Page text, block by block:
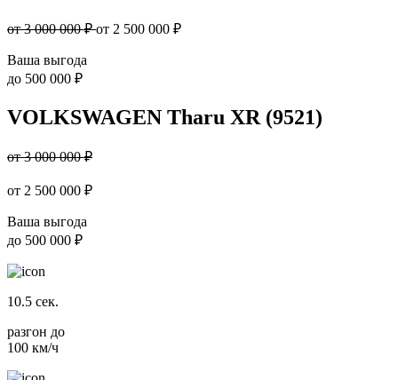
от 3 000 000 ₽от 2 500 000 ₽
Ваша выгода
до 500 000 ₽
VOLKSWAGEN Tharu XR (9521)
от 3 000 000 ₽
от 2 500 000 ₽
Ваша выгода
до 500 000 ₽
10.5 сек.
разгон до
100 км/ч